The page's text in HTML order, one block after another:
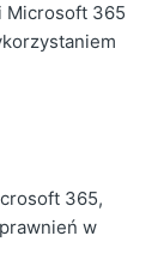
Microsoft 365
365,
w